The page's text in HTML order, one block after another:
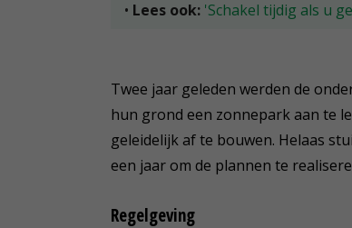
• Lees ook: 'Schakel tijdig als u
Twee jaar geleden werden de
hun grond een zonnepark aan te
geleidelijk af te bouwen. Helaas
een jaar om de plannen te
Regelgeving